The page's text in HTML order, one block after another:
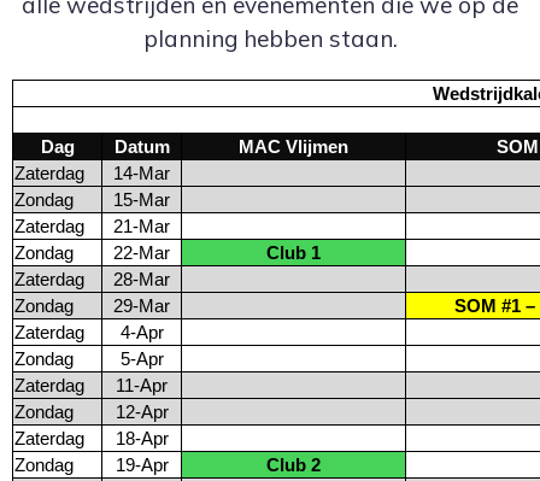
planning hebben staan.
Dag Datum MAC Vlijmen
SOM
Zaterdag
14-Mar
Zondag
15-Mar
Zaterdag
21-Mar
Zondag
22-Mar
Club 1
Zaterdag
28-Mar
Zondag
29-Mar
SOM #1
Zaterdag
4-Apr
Zondag
5-Apr
Zaterdag
11-Apr
Zondag
12-Apr
Zaterdag
18-Apr
Zondag
19-Apr
Club 2